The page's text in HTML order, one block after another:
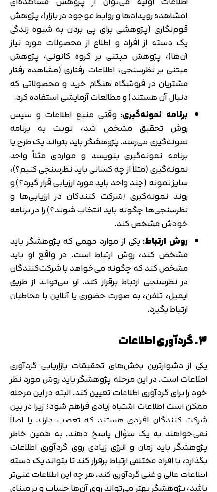
(مشاهده رویدادها و روابط موجود در بازار)، پژوهش
قوم‌نگاری (پژوهشی برای پی بردن به شیوه زندگی
یک دسته از افراد و اطلاع از محصولات مورد نیاز
آن‌ها)، پژوهش مبتنی بر گروه کانونی، پژوهش
مبتنی بر نظرسنجی، اطلاعات رفتاری (مشاهده رفتار
مشتریان در فروشگاه هنگام خرید و محصولاتی که
دنبال آن هستند) و مطالعات آزمایشی استفاده کرد.
برنامه نمونه‌گیری: وقتی منبع اطلاعات و سپس
روش تحقیق مشخص شد، نوبت به برنامه‌
نمونه‌گیری می‌رسد. پژوهشگر باید بتواند یک طرح یا
برنامه نمونه‌گیری بنویسد و مواردی مثلاً واحد
نمونه‌گیری (مثلاً از چه کسانی باید نظرسنجی کنیم؟)،
سایز نمونه (چند واحد باید مورد ارزیابی قرار گیرد؟) و
روند نمونه‌گیری (شرکت کنندگان در ارزیابی‌ها و
نظرسنجی‌ها چگونه باید انتخاب شوند؟) را در برنامه
خودش مشخص کند.
روش ارتباط: یکی از موارد مهمی که پژوهشگر باید
مشخص کند، روش ارتباط است. در واقع او باید
مشخص کند که چگونه می‌خواهد با شرکت‌کنندگان
در نظرسنجی ارتباط برقرار کند. او می‌تواند از طریق
ایمیل، تلفن، به صورت حضوری یا آنلاین با مخاطبان
ارتباط بگیرد.
3. گردآوری اطلاعات
یکی از دشوارترین بخش‌های تحقیقات بازاریابی گردآوری
اطلاعات است. در این مرحله پژوهشگر باید روش مورد نظر
خود را برای گردآوری اطلاعات تعیین کند. البته در این مرحله
ممکن است اطلاعات اشتباه زیادی فراهم شود؛ زیرا در بین
شرکت کنندگان افرادی هستند که تعصب دارند یا اصلاً
نمی‌خواهند به یک سؤال پاسخ دهند. به همین خاطر
پژوهشگر باید زمان و انرژی زیادی روی گردآوری اطلاعات
بگذارد، با افراد مختلفی ارتباط برقرار کند تا بتواند یک دسته
اطلاعات عالی و غنی گردآوری کند. هر چه این اطلاعات غنی‌تر
باشد، پژوهشگر بهتر می‌تواند روی آن‌ها حساب و بر مبنای